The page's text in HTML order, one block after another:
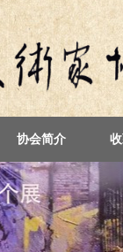
协会简介